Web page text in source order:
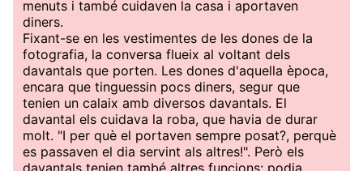
menuts i també cuidaven la casa i aportaven
diners.
Fixant-se en les vestimentes de les dones de la
fotografia, la conversa flueix al voltant dels
davantals que porten. Les dones d'aquella època,
encara que tinguessin pocs diners, segur que
tenien un calaix amb diversos davantals. El
davantal els cuidava la roba, que havia de durar
molt. "I per què el portaven sempre posat?, perquè
es passaven el dia servint als altres!". Però els
davantals tenien també altres funcions: podia